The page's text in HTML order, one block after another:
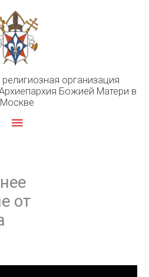
организация
Божией Матери в
Москве
Главное
от